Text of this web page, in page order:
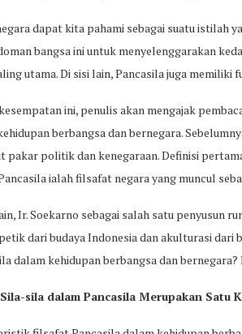
dapat kita pahami sebagai suatu istilah
bangsa ini untuk menyelenggarakan
utama. Di sisi lain, Pancasila juga memiliki
ini, penulis akan mengajak
berbangsa dan bernegara.
pakar politik dan kenegaraan. Definisi
ialah filsafat negara yang muncul
Ir. Soekarno sebagai salah satu penyusun
dari budaya Indonesia dan akulturasi
dalam kehidupan berbangsa dan
sila dalam Pancasila Merupakan Satu